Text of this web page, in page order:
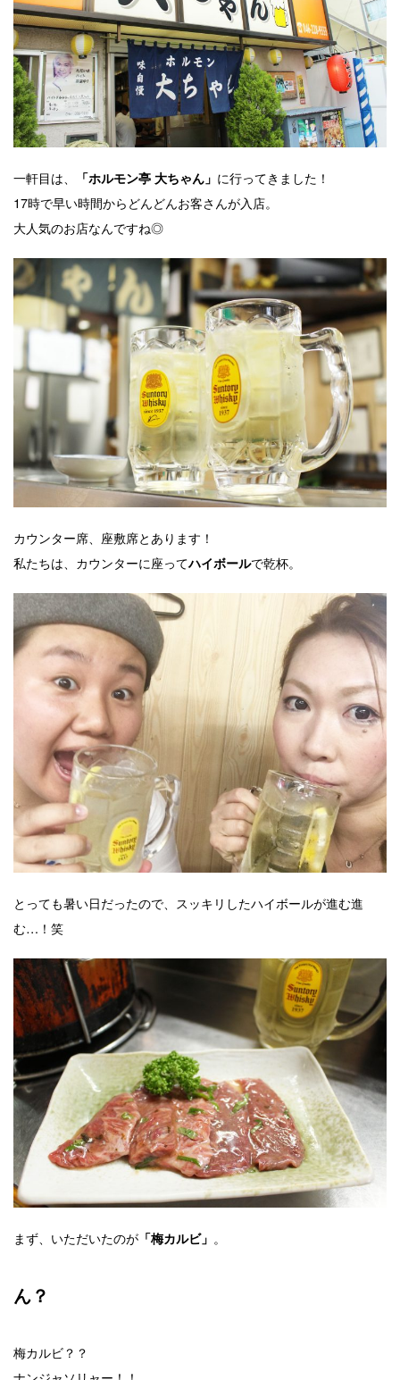
一軒目は、 「ホルモン亭 大ちゃん」 に行ってきました！
17時で早い時間からどんどんお客さんが入店。
大人気のお店なんですね◎
カウンター席、座敷席とあります！
私たちは、カウンターに座ってハイボールで乾杯。
とっても暑い日だったので、スッキリしたハイボールが進む進
む…！笑
まず、いただいたのが 「梅カルビ」 。
ん？
梅カルビ？？